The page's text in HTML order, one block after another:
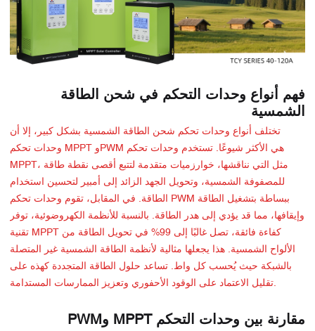
فهم أنواع وحدات التحكم في شحن الطاقة
الشمسية
تختلف أنواع وحدات تحكم شحن الطاقة الشمسية بشكل كبير، إلا أن
وحدات تحكم MPPT وPWM هي الأكثر شيوعًا. تستخدم وحدات تحكم
MPPT، مثل التي نناقشها، خوارزميات متقدمة لتتبع أقصى نقطة طاقة
للمصفوفة الشمسية، وتحويل الجهد الزائد إلى أمبير لتحسين استخدام
الطاقة. في المقابل، تقوم وحدات تحكم PWM ببساطة بتشغيل الطاقة
وإيقافها، مما قد يؤدي إلى هدر الطاقة. بالنسبة للأنظمة الكهروضوئية، توفر
تقنية MPPT كفاءة فائقة، تصل غالبًا إلى 99% في تحويل الطاقة من
الألواح الشمسية. هذا يجعلها مثالية لأنظمة الطاقة الشمسية غير المتصلة
بالشبكة حيث يُحسب كل واط. تساعد حلول الطاقة المتجددة كهذه على
تقليل الاعتماد على الوقود الأحفوري وتعزيز الممارسات المستدامة.
مقارنة بين وحدات التحكم MPPT وPWM